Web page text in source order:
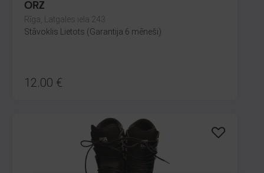
ORZ
Rīga, Latgales iela 243
Stāvoklis Lietots (Garantija 6 mēneši)
12.00 €